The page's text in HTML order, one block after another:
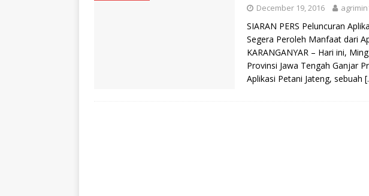
December 19, 2016
SIARAN PERS Peluncuran
Segera Peroleh Manfaat dari
KARANGANYAR – Hari ini,
Provinsi Jawa Tengah Ganjar
Aplikasi Petani Jateng, sebuah